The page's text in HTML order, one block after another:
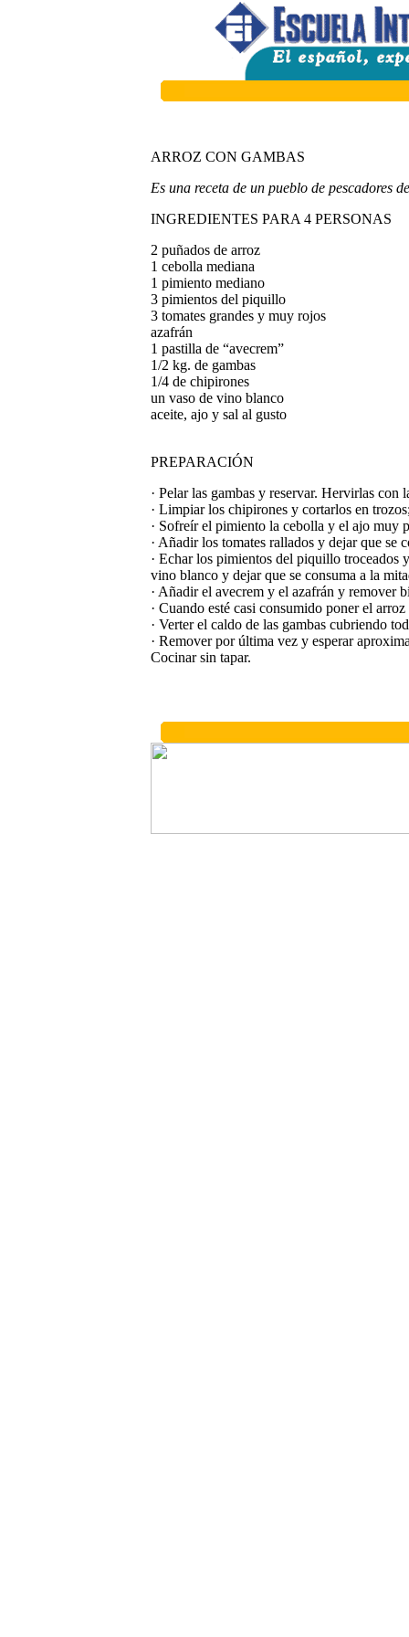
ARROZ CON GAMBAS
Es una receta de un pueblo de pescadores
INGREDIENTES PARA 4 PERSONAS
2 puñados de arroz
1 cebolla mediana
1 pimiento mediano
3 pimientos del piquillo
3 tomates grandes y muy rojos
azafrán
1 pastilla de “avecrem”
1/2 kg. de gambas
1/4 de chipirones
un vaso de vino blanco
aceite, ajo y sal al gusto
PREPARACIÓN
· Pelar las gambas y reservar. Hervirlas con
· Limpiar los chipirones y cortarlos en
· Sofreír el pimiento la cebolla y el ajo muy
· Añadir los tomates rallados y dejar que se
· Echar los pimientos del piquillo troceados
vino blanco y dejar que se consuma a la
· Añadir el avecrem y el azafrán y remover
· Cuando esté casi consumido poner el
· Verter el caldo de las gambas cubriendo
· Remover por última vez y esperar
Cocinar sin tapar.